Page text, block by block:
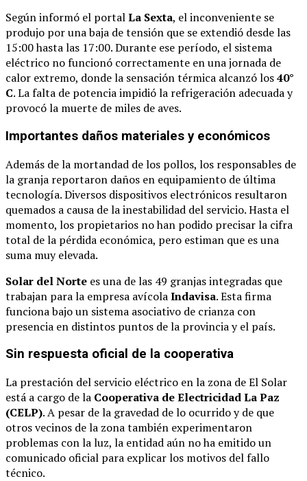
Según informó el portalLa Sexta, el inconveniente se
produjo por una baja de tensión que se extendió desde las
15:00 hasta las 17:00. Durante ese período, el sistema
eléctrico no funcionó correctamente en una jornada de
calor extremo, donde la sensación térmica alcanzó los40°
C. La falta de potencia impidió la refrigeración adecuada y
provocó la muerte de miles de aves.
Importantes daños materiales y económicos
Además de la mortandad de los pollos, los responsables de
la granja reportaron daños en equipamiento de última
tecnología. Diversos dispositivos electrónicos resultaron
quemados a causa de la inestabilidad del servicio. Hasta el
momento, los propietarios no han podido precisar la cifra
total de la pérdida económica, pero estiman que es una
suma muy elevada.
Solar del Norte es una de las 49 granjas integradas que
trabajan para la empresa avícolaIndavisa. Esta firma
funciona bajo un sistema asociativo de crianza con
presencia en distintos puntos de la provincia y el país.
Sin respuesta oficial de la cooperativa
La prestación del servicio eléctrico en la zona de El Solar
está a cargo de la Cooperativa de Electricidad La Paz
(CELP). A pesar de la gravedad de lo ocurrido y de que
otros vecinos de la zona también experimentaron
problemas con la luz, la entidad aún no ha emitido un
comunicado oficial para explicar los motivos del fallo
técnico.